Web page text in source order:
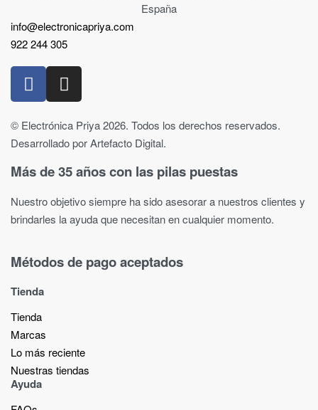
España
info@electronicapriya.com
922 244 305
© Electrónica Priya 2026. Todos los derechos reservados.
Desarrollado por Artefacto Digital.
Más de 35 años con las pilas puestas
Nuestro objetivo siempre ha sido asesorar a nuestros clientes y
brindarles la ayuda que necesitan en cualquier momento.
Métodos de pago aceptados
Tienda
Tienda
Marcas
Lo más reciente​
Nuestras tiendas​
Ayuda